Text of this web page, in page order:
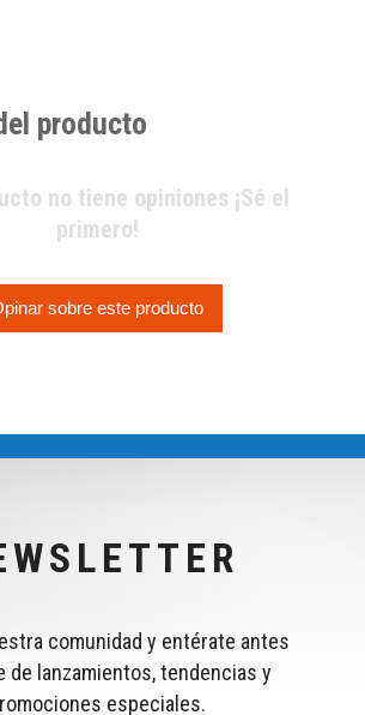
producto
no tiene opiniones ¡Sé el
primero!
sobre este producto
comunidad y entérate antes
de lanzamientos, tendencias y
especiales.